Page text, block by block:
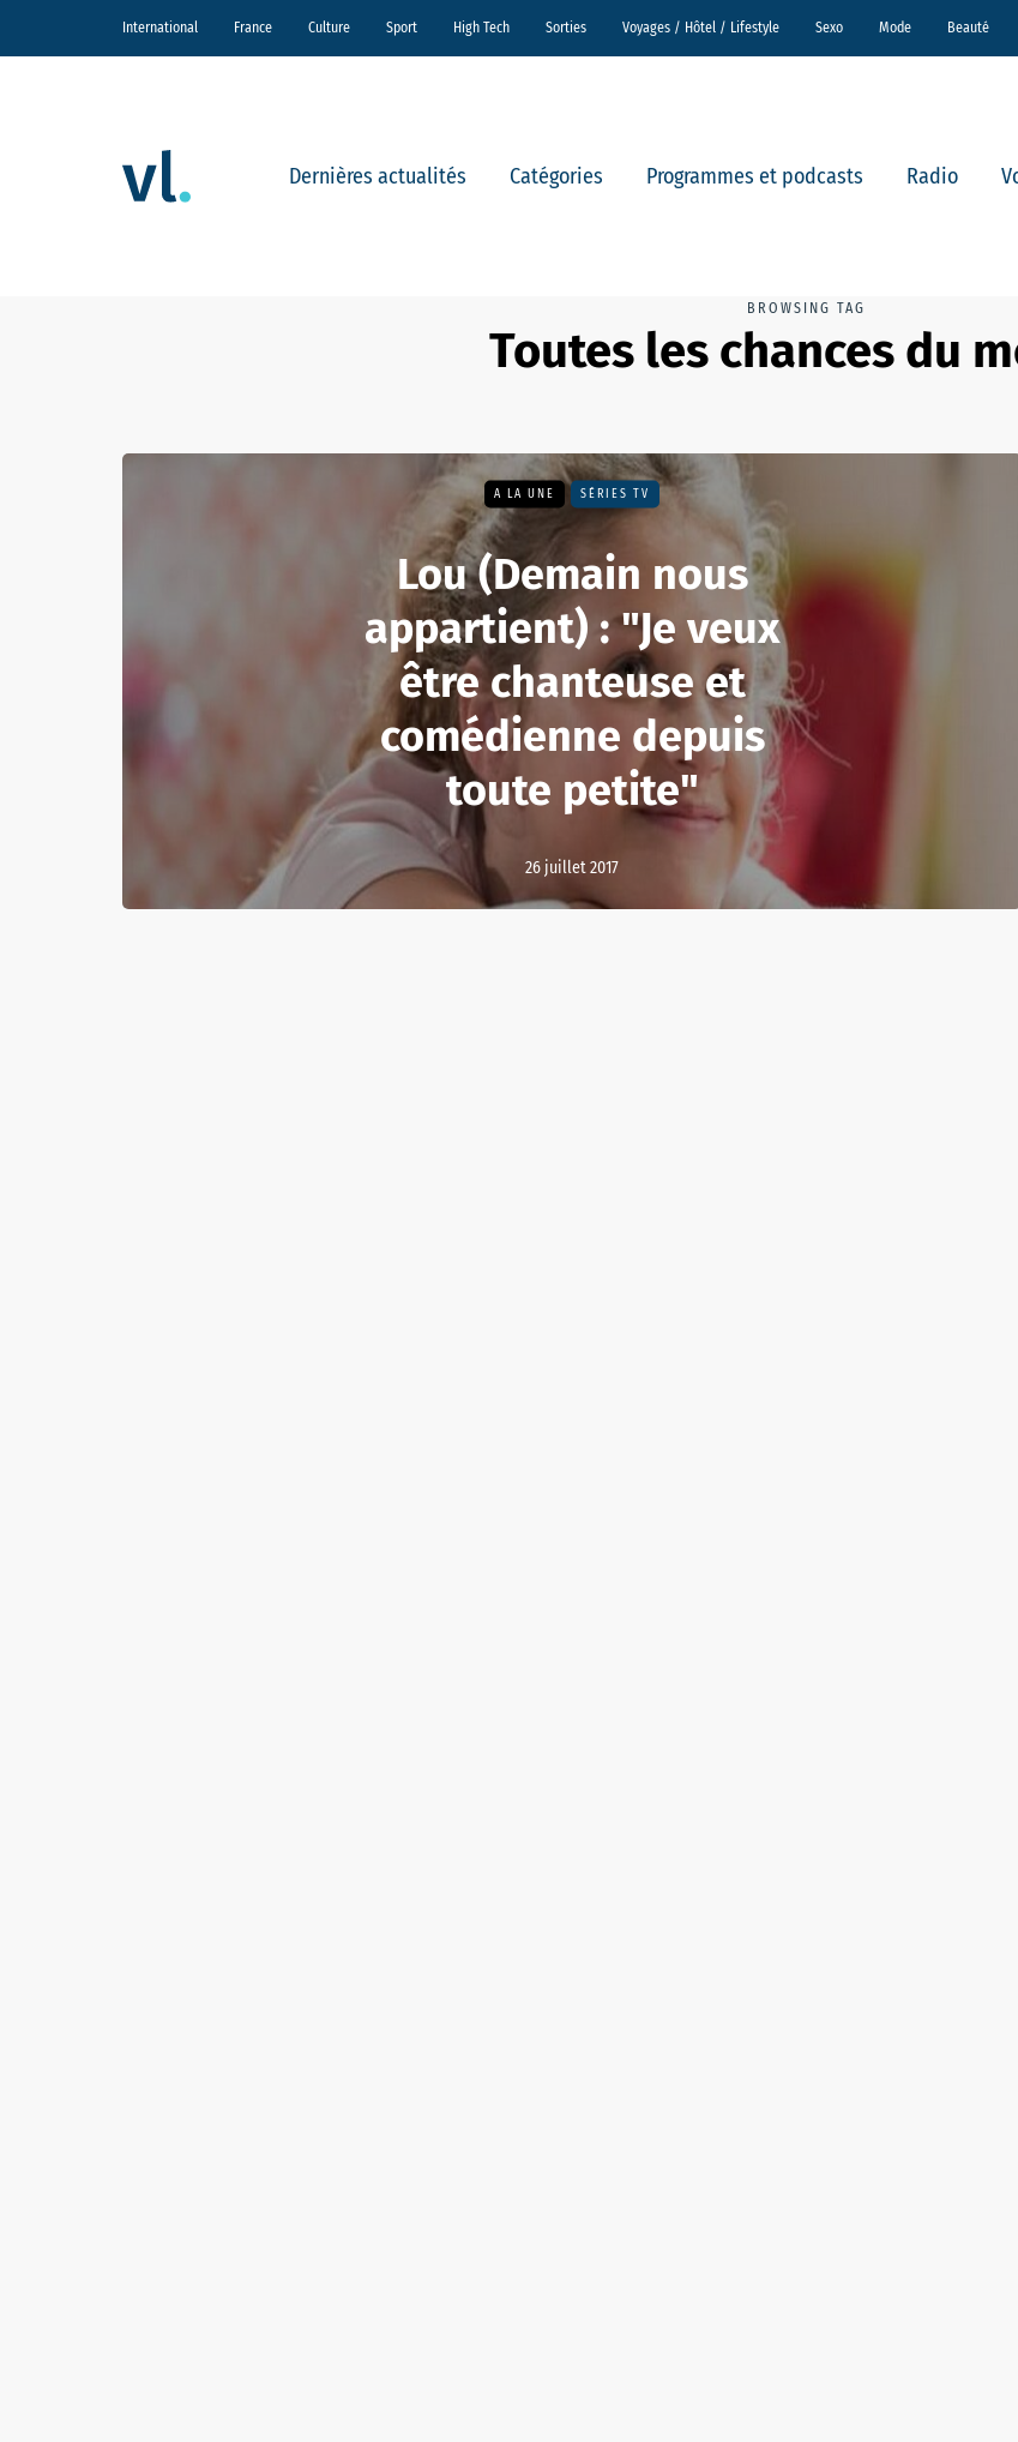
International France Culture Sport High Tech Sorties Voyages / Hôtel / Lifestyle Sexo Mode Beauté
Dernières actualités Catégories Programmes et podcasts Radio
BROWSING TAG
Toutes les chances du
A LA UNE SÉRIES TV
Lou (Demain nous
appartient) : "Je veux
être chanteuse et
comédienne depuis
toute petite"
26 juillet 2017